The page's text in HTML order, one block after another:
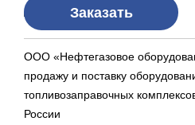
Заказать
ООО «Нефтегазовое
продажу и поставку
топливозаправочных
России